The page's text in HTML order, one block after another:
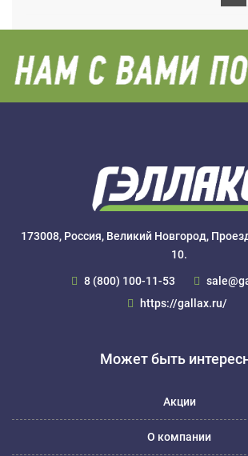
173008, Россия, Великий Новгород,
10.
8 (800) 100-11-53
https://gallax.ru/
Может быть
Акции
О компании